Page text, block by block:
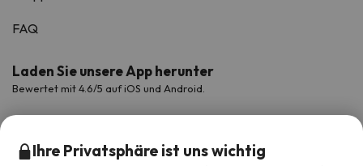
FAQ
Laden Sie unsere App herunter
Bewertet mit 4.6/5 auf iOS und Android.
Ihre Privatsphäre ist uns wichtig